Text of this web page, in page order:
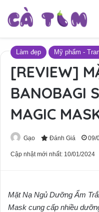
Làm đẹp Mỹ phẩm -
[REVIEW]
BANOBAGI
MAGIC
Gạo Đánh Giá 09/
Cập nhật mới nhất: 10/01/2024
Mặt Nạ Ngủ Dưỡng Ẩm
Mask cung cấp nhiều